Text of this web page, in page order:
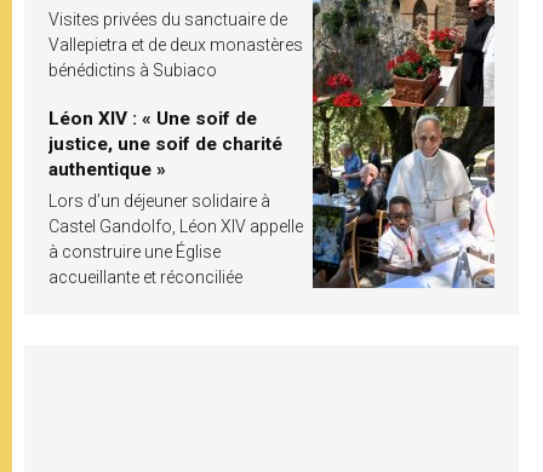
Visites privées du sanctuaire de
Vallepietra et de deux monastères
bénédictins à Subiaco
Léon XIV : « Une soif de
justice, une soif de charité
authentique »
Lors d’un déjeuner solidaire à
Castel Gandolfo, Léon XIV appelle
à construire une Église
accueillante et réconciliée